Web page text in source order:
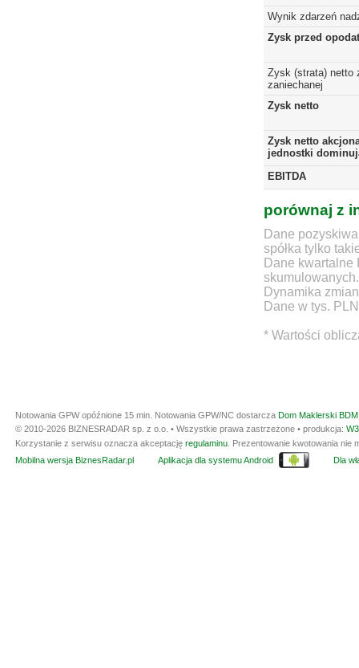
Wynik zdarzeń
Zysk przed
Zysk (strata) netto
zaniechanej
Zysk netto
Zysk netto
jednostki
EBITDA
porównaj z
Dane
spółka tylko
Dane
skumulowanych.
Dynamika
Dane w tys. PLN
* Wartości
Notowania GPW opóźnione 15 min. Notowania GPW/NC dostarcza Dom Maklerski
© 2010-2026 BIZNESRADAR sp. z o.o. • Wszystkie prawa zastrzeżone • produkcja:
Korzystanie z serwisu oznacza akceptację regulaminu . Prezentowanie kwotowania
Mobilna wersja BiznesRadar.pl
Aplikacja dla systemu Android Dla